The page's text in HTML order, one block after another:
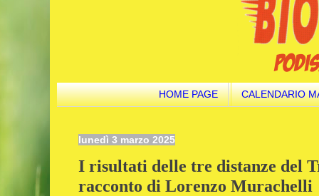
HOME PAGE CALENDARIO
lunedì 3 marzo 2025
I risultati delle tre distanze del
racconto di Lorenzo Murachelli